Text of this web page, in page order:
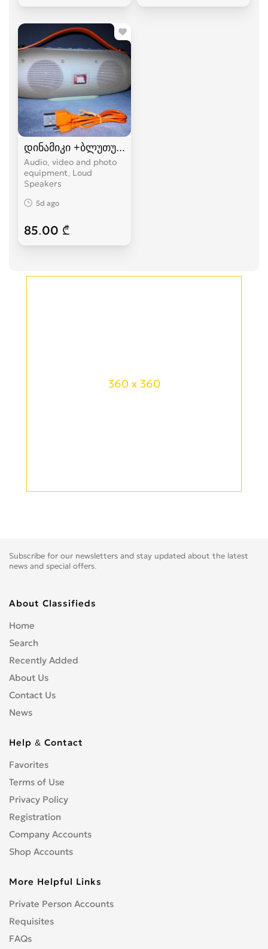
დინამიკი +ბლუთუზი+FM+USB.(K5+)
Audio, video and photo
equipment, Loud
Speakers
5d ago
85.00 ₾
360 x 360
Subscribe for our newsletters and stay updated about the latest
news and special offers.
About Classifieds
Home
Search
Recently Added
About Us
Contact Us
News
Help & Contact
Favorites
Terms of Use
Privacy Policy
Registration
Company Accounts
Shop Accounts
More Helpful Links
Private Person Accounts
Requisites
FAQs